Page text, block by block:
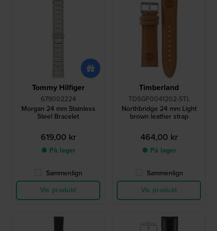
Tommy Hilfiger
679002224
Morgan 24 mm Stainless
Steel Bracelet
619,00 kr
● På lager
Sammenlign
Vis produkt
Timberland
TDSGF0041202-STL
Northbridge 24 mm Light
brown leather strap
464,00 kr
● På lager
Sammenlign
Vis produkt